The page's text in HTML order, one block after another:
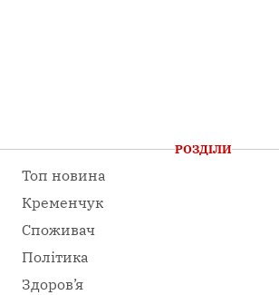
РОЗДІЛИ
Топ новина
Кременчук
Споживач
Політика
Здоров’я